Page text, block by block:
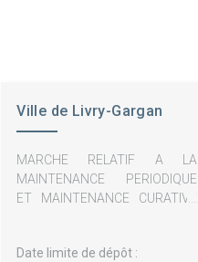
Ville de Livry-Gargan
MARCHE RELATIF A LA
MAINTENANCE PERIODIQUE
ET MAINTENANCE CURATIVE
Date limite de dépôt :